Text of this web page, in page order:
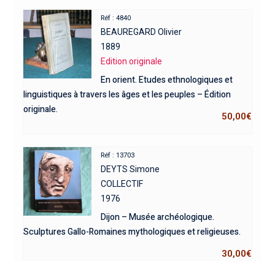
Réf : 4840
BEAUREGARD Olivier
1889
Edition originale
En orient. Etudes ethnologiques et
linguistiques à travers les âges et les peuples – Édition
originale.
50,00€
Réf : 13703
DEYTS Simone
COLLECTIF
1976
Dijon – Musée archéologique.
Sculptures Gallo-Romaines mythologiques et religieuses.
30,00€